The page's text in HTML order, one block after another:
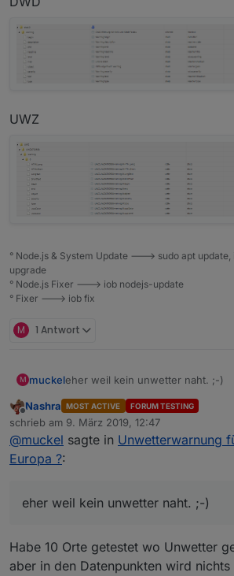
UWZ
° Node.js & System Update ---> sudo apt update,
upgrade
° Node.js Fixer ---> iob nodejs-update
° Fixer ---> iob fix
M 1 Antwort
M muckeleher weil kein unwetter naht. ;-)
Offline
Nashra MOST ACTIVE FORUM TESTING
schrieb am 9. März 2019, 12:47
zuletzt editiert von
@muckel sagte in Unwetterwarnung
Europa ?:
eher weil kein unwetter naht. ;-)
Habe 10 Orte getestet wo Unwetter
aber in den Datenpunkten wird nichts